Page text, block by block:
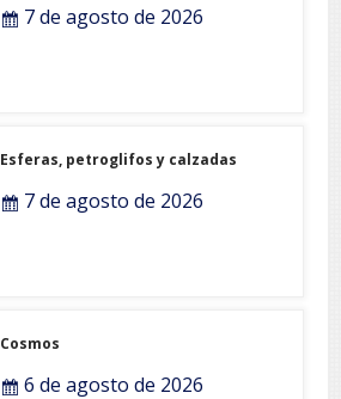
7 de agosto de 2026
Esferas, petroglifos y calzadas
7 de agosto de 2026
Cosmos
6 de agosto de 2026